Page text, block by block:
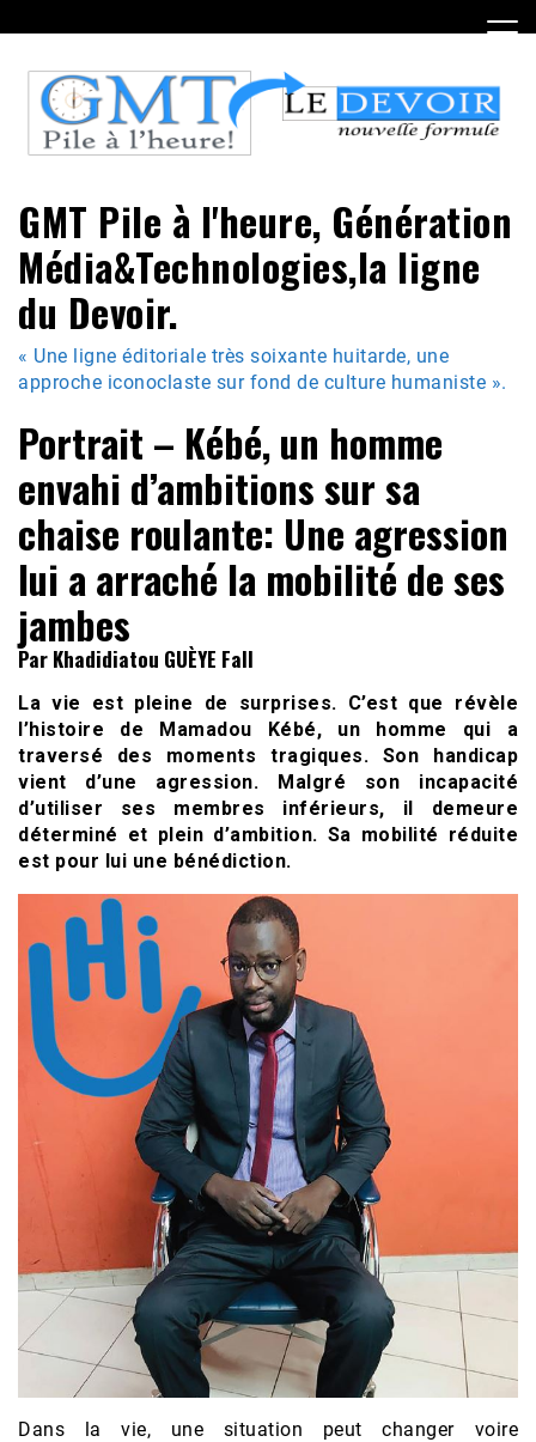
to
content
GMT Pile à l'heure, Génération
Média&Technologies,la ligne
du Devoir.
« Une ligne éditoriale très soixante huitarde, une
approche iconoclaste sur fond de culture humaniste ».
Portrait – Kébé, un homme
envahi d’ambitions sur sa
chaise roulante: Une agression
lui a arraché la mobilité de ses
jambes
Par Khadidiatou GUÈYE Fall
La vie est pleine de surprises. C’est que révèle
l’histoire de Mamadou Kébé, un homme qui a
traversé des moments tragiques. Son handicap
vient d’une agression. Malgré son incapacité
d’utiliser ses membres inférieurs, il demeure
déterminé et plein d’ambition. Sa mobilité réduite
est pour lui une bénédiction.
Dans la vie, une situation peut changer voire